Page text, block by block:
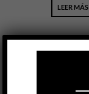
LEER MÁS